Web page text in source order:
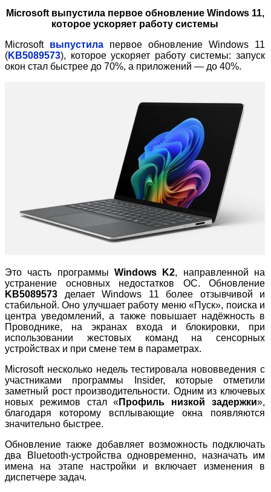
Microsoft выпустила первое обновление Windows 11,
которое ускоряет работу системы
Microsoft выпустила первое обновление Windows 11
(KB5089573), которое ускоряет работу системы: запуск
окон стал быстрее до 70%, а приложений — до 40%.
Это часть программыWindows K2, направленной на
устранение основных недостатков ОС. Обновление
KB5089573 делает Windows 11 более отзывчивой и
стабильной. Оно улучшает работу меню «Пуск», поиска и
центра уведомлений, а также повышает надёжность в
Проводнике, на экранах входа и блокировки, при
использовании жестовых команд на сенсорных
устройствах и при смене тем в параметрах.
Microsoft несколько недель тестировала нововведения с
участниками программы Insider, которые отметили
заметный рост производительности. Одним из ключевых
новых режимов стал «Профиль низкой задержки»,
благодаря которому всплывающие окна появляются
значительно быстрее.
Обновление также добавляет возможность подключать
два Bluetooth‑устройства одновременно, назначать им
имена на этапе настройки и включает изменения в
диспетчере задач.